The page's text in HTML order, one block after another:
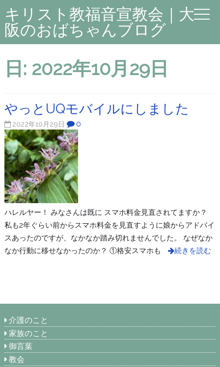
キリスト教福音宣教会｜大
阪のおばちゃんブログ
日: 2022年10月29日
やっとUQモバイルにしました
2022年10月29日 0
ハレルヤー！ みなさんは既に スマホ料金見直されてますか？
私も2年ぐらい前からスマホ料金を見直すように娘からアドバイ
スあったのですが、なかなか踏み切れませんでした。 なぜなか
なか行動に移せなかったのか？ ①格安スマホも
続きを読む
介護のこと
家族のこと
御言葉
教会